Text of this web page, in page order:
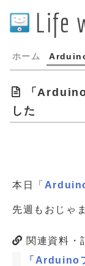
Life
ホーム
「
した
本日「
先週もおじゃ
関連資料・
「Arduino